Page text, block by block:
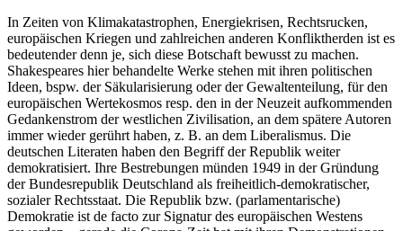
In Zeiten von Klimakatastrophen, Energiekrisen, Rechtsrucken,
europäischen Kriegen und zahlreichen anderen Konfliktherden ist es
bedeutender denn je, sich diese Botschaft bewusst zu machen.
Shakespeares hier behandelte Werke stehen mit ihren politischen
Ideen, bspw. der Säkularisierung oder der Gewaltenteilung, für den
europäischen Wertekosmos resp. den in der Neuzeit aufkommenden
Gedankenstrom der westlichen Zivilisation, an dem spätere Autoren
immer wieder gerührt haben, z. B. an dem Liberalismus. Die
deutschen Literaten haben den Begriff der Republik weiter
demokratisiert. Ihre Bestrebungen münden 1949 in der Gründung
der Bundesrepublik Deutschland als freiheitlich-demokratischer,
sozialer Rechtsstaat. Die Republik bzw. (parlamentarische)
Demokratie ist de facto zur Signatur des europäischen Westens